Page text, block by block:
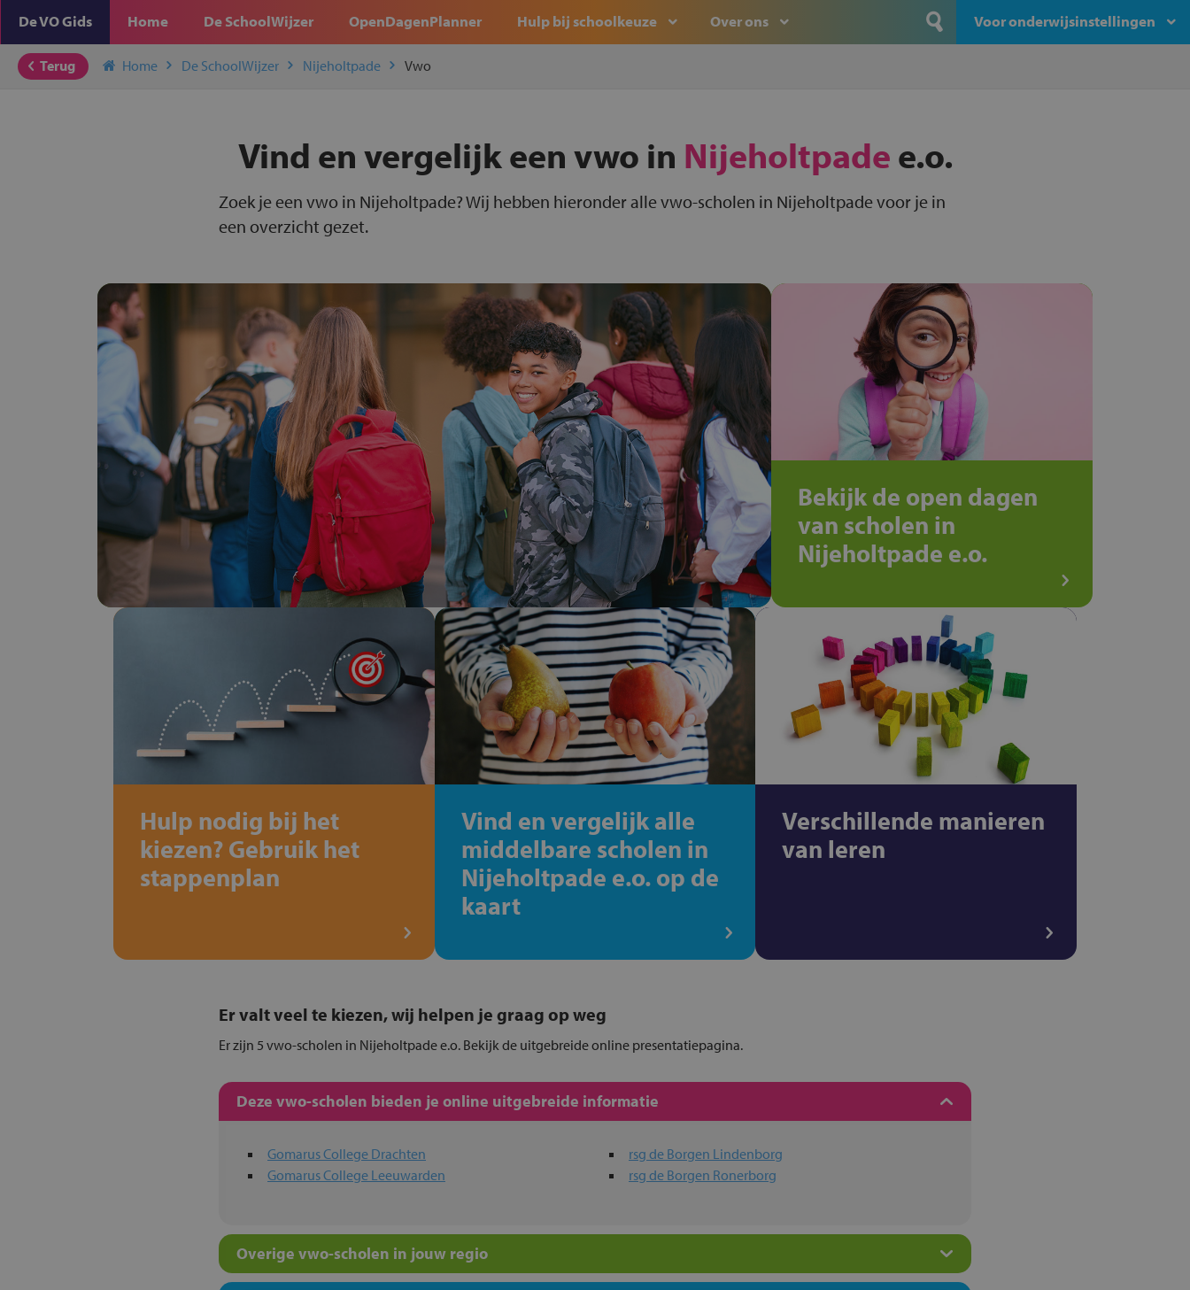
De VO Gids Home De SchoolWijzer OpenDagenPlanner Hulp bij schoolkeuze Over ons Voor onderwijsinstellingen
Terug Home De SchoolWijzer Nijeholtpade Vwo
Vind en vergelijk een vwo in Nijeholtpadee.o.
Zoek je een vwo in Nijeholtpade? Wij hebben hieronder alle vwo-scholen in Nijeholtpade voor je in
een overzicht gezet.
Bekijk de open dagen
van scholen in
Nijeholtpade e.o.
Hulp nodig bij het
kiezen? Gebruik het
stappenplan
Vind en vergelijk alle
middelbare scholen in
Nijeholtpade e.o. op de
kaart
Verschillende manieren
van leren
Er valt veel te kiezen, wij helpen je graag op weg
Er zijn 5 vwo-scholen in Nijeholtpade e.o. Bekijk de uitgebreide online presentatiepagina.
Deze vwo-scholen bieden je online uitgebreide informatie
Gomarus College Drachten
Gomarus College Leeuwarden
rsg de Borgen Lindenborg
rsg de Borgen Ronerborg
Overige vwo-scholen in jouw regio